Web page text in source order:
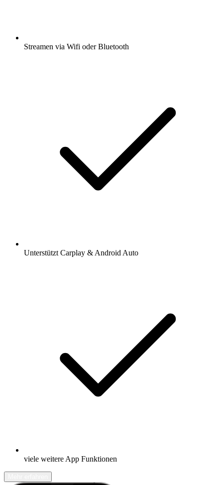
Streamen via Wifi oder Bluetooth
Unterstützt Carplay & Android Auto
viele weitere App Funktionen